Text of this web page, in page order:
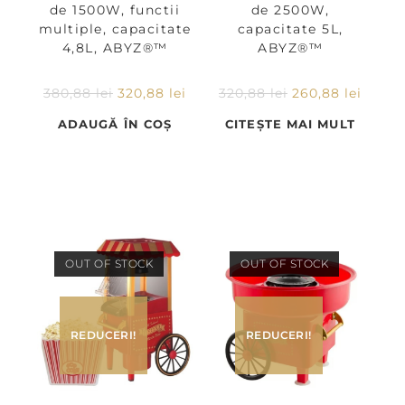
de 1500W, functii
multiple, capacitate
4,8L, ABYZ®™
380,88lei 320,88 lei
ADAUGĂ ÎN COȘ
de 2500W,
capacitate 5L,
ABYZ®™
320,88lei 260,88 lei
CITEȘTE MAI MULT
OUT OF STOCK
REDUCERI!
OUT OF STOCK
REDUCERI!